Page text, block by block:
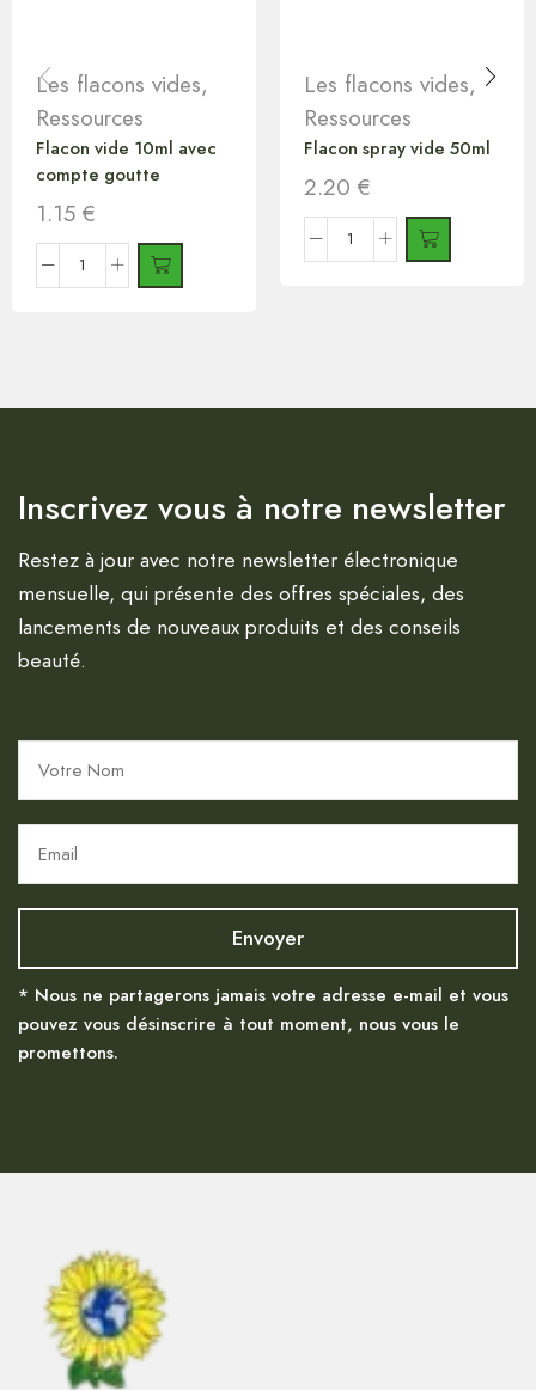
Les flacons vides,
Ressources
Flacon vide 10ml avec
compte goutte
1.15 €
Les flacons vides,
Ressources
Flacon spray vide 50ml
2.20 €
Inscrivez vous à notre newsletter
Restez à jour avec notre newsletter électronique
mensuelle, qui présente des offres spéciales, des
lancements de nouveaux produits et des conseils
beauté.
* Nous ne partagerons jamais votre adresse e-mail et vous
pouvez vous désinscrire à tout moment, nous vous le
promettons.